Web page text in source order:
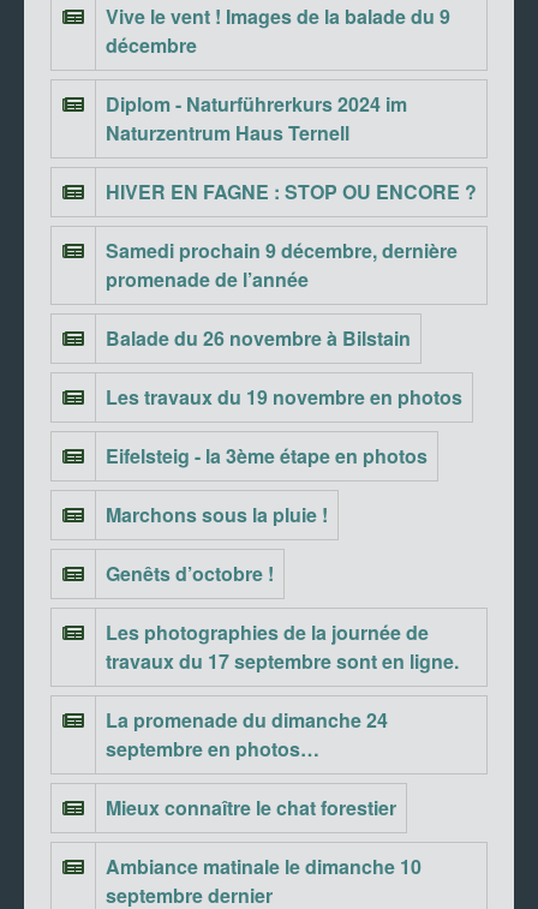
Vive le vent ! Images de la balade du 9
décembre
Diplom - Naturführerkurs 2024 im
Naturzentrum Haus Ternell
HIVER EN FAGNE : STOP OU ENCORE ?
Samedi prochain 9 décembre, dernière
promenade de l’année
Balade du 26 novembre à Bilstain
Les travaux du 19 novembre en photos
Eifelsteig - la 3ème étape en photos
Marchons sous la pluie !
Genêts d’octobre !
Les photographies de la journée de
travaux du 17 septembre sont en ligne.
La promenade du dimanche 24
septembre en photos…
Mieux connaître le chat forestier
Ambiance matinale le dimanche 10
septembre dernier